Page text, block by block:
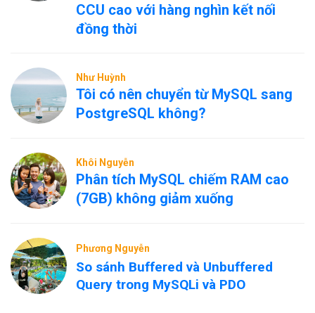
CCU cao với hàng nghìn kết nối
đồng thời
Như Huỳnh
Tôi có nên chuyển từ MySQL sang
PostgreSQL không?
Khôi Nguyễn
Phân tích MySQL chiếm RAM cao
(7GB) không giảm xuống
Phương Nguyễn
So sánh Buffered và Unbuffered
Query trong MySQLi và PDO